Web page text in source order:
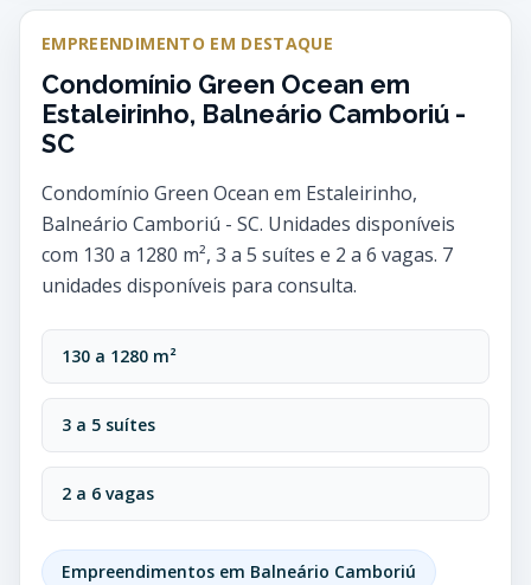
EMPREENDIMENTO EM DESTAQUE
Condomínio Green Ocean em
Estaleirinho, Balneário Camboriú -
SC
Condomínio Green Ocean em Estaleirinho,
Balneário Camboriú - SC. Unidades disponíveis
com 130 a 1280 m², 3 a 5 suítes e 2 a 6 vagas. 7
unidades disponíveis para consulta.
130 a 1280 m²
3 a 5 suítes
2 a 6 vagas
Empreendimentos em Balneário Camboriú